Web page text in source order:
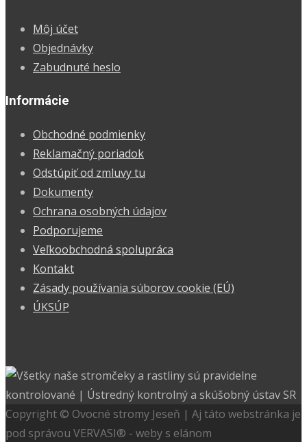
Môj účet
Objednávky
Zabudnuté heslo
Informácie
Obchodné podmienky
Reklamačný poriadok
Odstúpiť od zmluvy tu
Dokumenty
Ochrana osobných údajov
Podporujeme
Veľkoobchodná spolupráca
Kontakt
Zásady používania súborov cookie (EÚ)
ÚKSÚP
Copyright © Ovocné stromy Jeseň | Aj táto webstránka je
pod správou VERVASI® - weby s elánom